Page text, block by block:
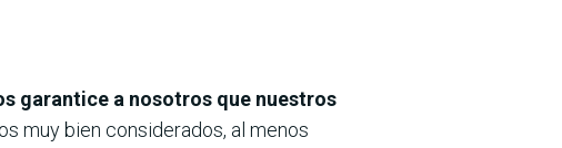
garantice a nosotros que nuestros
muy bien considerados, al menos